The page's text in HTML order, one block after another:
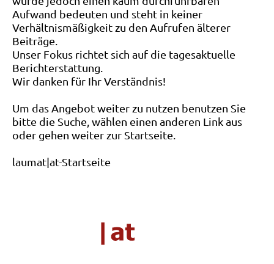
Aufwand bedeuten und steht in keiner
Verhältnismäßigkeit zu den Aufrufen älterer
Beiträge.
Unser Fokus richtet sich auf die tagesaktuelle
Berichterstattung.
Wir danken für Ihr Verständnis!
Um das Angebot weiter zu nutzen benutzen Sie
bitte die Suche, wählen einen anderen Link aus
oder gehen weiter zur Startseite.
laumat|at-Startseite